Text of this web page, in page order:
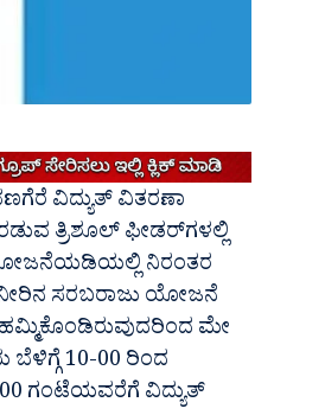
ವಿದ್ಯುತ್ ವಿತರಣಾ
ತ್ರಿಶೂಲ್ ಫೀಡರ್‌ಗಳಲ್ಲಿ
ನಿರಂತರ
ಸರಬರಾಜು ಯೋಜನೆ
ಮೇ
10-00 ರಿಂದ
ಗಂಟೆಯವರೆಗೆ ವಿದ್ಯುತ್